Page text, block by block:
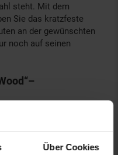
Über Cookies
steht. Mit dem
Sie das kratzfeste
an der gewünschten
noch auf seinen